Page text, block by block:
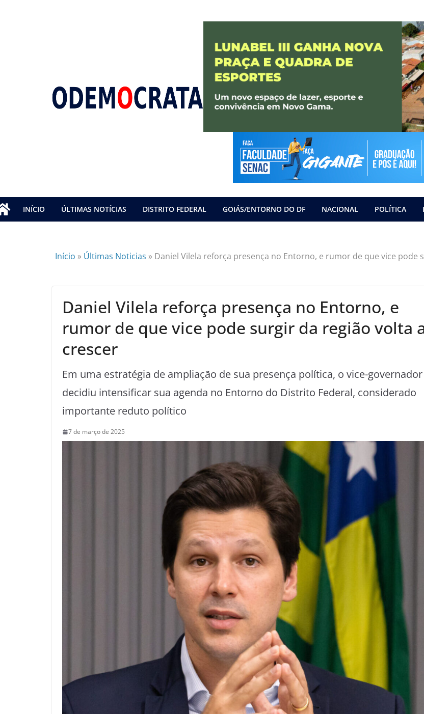
INÍCIO ÚLTIMAS NOTÍCIAS DISTRITO FEDERAL GOIÁS/ENTORNO DO DF NACIONAL POLÍTICA
Início » Últimas Noticias » Daniel Vilela reforça presença no Entorno, e rumor de que vice pode
Daniel Vilela reforça presença no Entorno, e
rumor de que vice pode surgir da região volta
crescer
Em uma estratégia de ampliação de sua presença política, o vice-governador
decidiu intensificar sua agenda no Entorno do Distrito Federal, considerado
importante reduto político
7 de março de 2025